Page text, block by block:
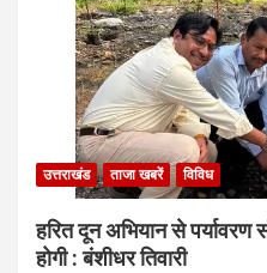
उत्तराखंड ताजा खबरें विविध
हरित दून अभियान से पर्यावरण
होगी : बंशीधर तिवारी